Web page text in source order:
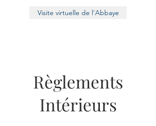
Visite virtuelle de l'Abbaye
Règlements
Intérieurs